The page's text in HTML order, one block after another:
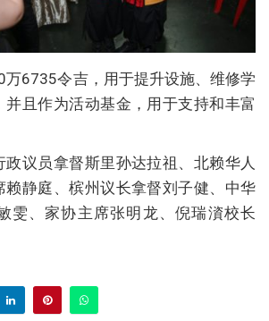
万6735令吉，用于提升设施、维修学
并且作为活动基金，用于支持和丰富
政议员拿督斯里孙达拉祖、北赖华人
赖静庭、槟州议长拿督刘子健、中华
雯、家协主席张明龙、倪瑞澬校长